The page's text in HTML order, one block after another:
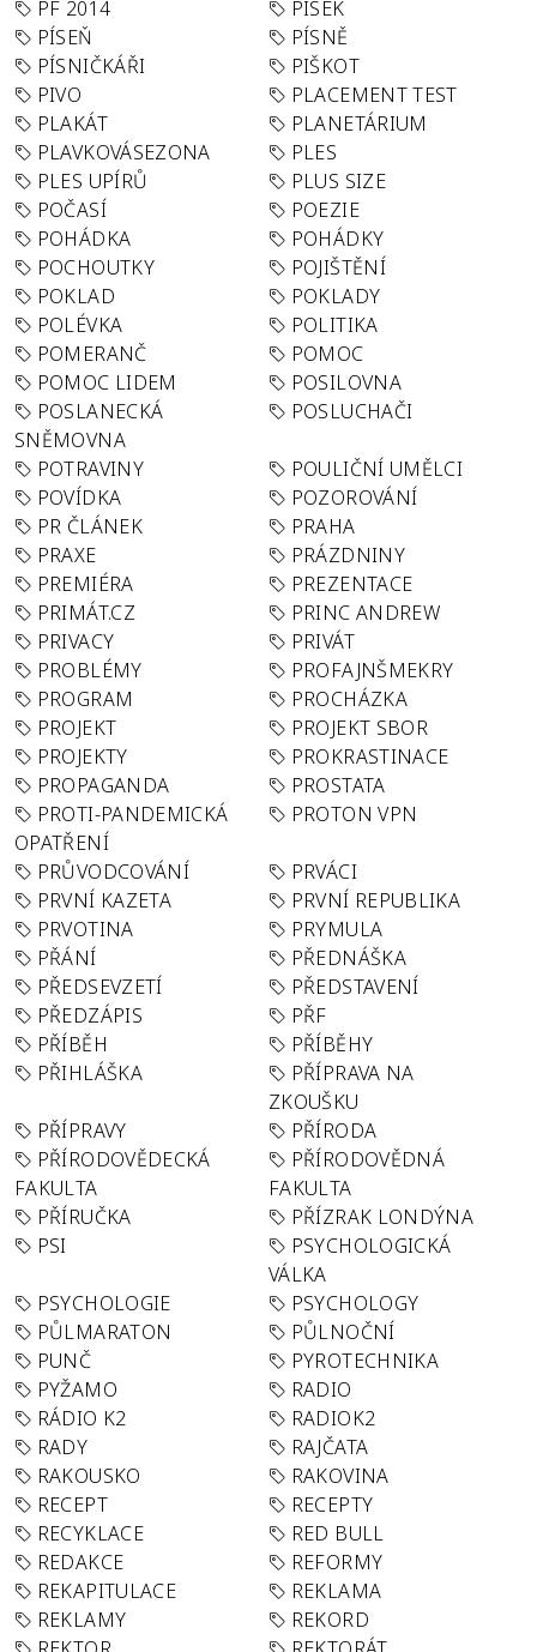
PF 2014
PÍSEK
PÍSEŇ
PÍSNĚ
PÍSNIČKÁŘI
PIŠKOT
PIVO
PLACEMENT TEST
PLAKÁT
PLANETÁRIUM
PLAVKOVÁSEZONA
PLES
PLES UPÍRŮ
PLUS SIZE
POČASÍ
POEZIE
POHÁDKA
POHÁDKY
POCHOUTKY
POJIŠTĚNÍ
POKLAD
POKLADY
POLÉVKA
POLITIKA
POMERANČ
POMOC
POMOC LIDEM
POSILOVNA
POSLANECKÁ
SNĚMOVNA
POSLUCHAČI
POTRAVINY
POULIČNÍ UMĚLCI
POVÍDKA
POZOROVÁNÍ
PR ČLÁNEK
PRAHA
PRAXE
PRÁZDNINY
PREMIÉRA
PREZENTACE
PRIMÁT.CZ
PRINC ANDREW
PRIVACY
PRIVÁT
PROBLÉMY
PROFAJNŠMEKRY
PROGRAM
PROCHÁZKA
PROJEKT
PROJEKT SBOR
PROJEKTY
PROKRASTINACE
PROPAGANDA
PROSTATA
PROTI-PANDEMICKÁ
OPATŘENÍ
PROTON VPN
PRŮVODCOVÁNÍ
PRVÁCI
PRVNÍ KAZETA
PRVNÍ REPUBLIKA
PRVOTINA
PRYMULA
PŘÁNÍ
PŘEDNÁŠKA
PŘEDSEVZETÍ
PŘEDSTAVENÍ
PŘEDZÁPIS
PŘF
PŘÍBĚH
PŘÍBĚHY
PŘIHLÁŠKA
PŘÍPRAVA NA
ZKOUŠKU
PŘÍPRAVY
PŘÍRODA
PŘÍRODOVĚDECKÁ
FAKULTA
PŘÍRODOVĚDNÁ
FAKULTA
PŘÍRUČKA
PŘÍZRAK LONDÝNA
PSI
PSYCHOLOGICKÁ
VÁLKA
PSYCHOLOGIE
PSYCHOLOGY
PŮLMARATON
PŮLNOČNÍ
PUNČ
PYROTECHNIKA
PYŽAMO
RADIO
RÁDIO K2
RADIOK2
RADY
RAJČATA
RAKOUSKO
RAKOVINA
RECEPT
RECEPTY
RECYKLACE
RED BULL
REDAKCE
REFORMY
REKAPITULACE
REKLAMA
REKLAMY
REKORD